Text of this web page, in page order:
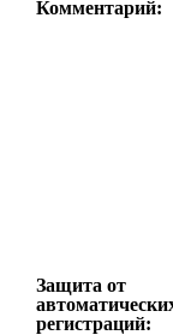
Комментарий:
Защита от
регистраций: